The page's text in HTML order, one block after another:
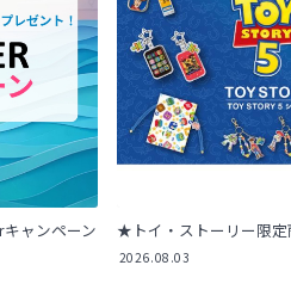
ャンペーン ★トイ・ストーリー限
2026.08.03